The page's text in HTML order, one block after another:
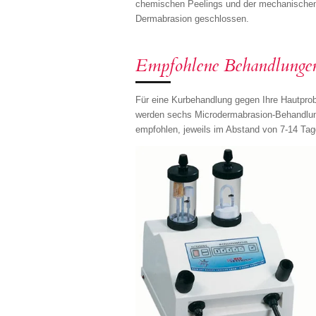
chemischen Peelings und der
Dermabrasion geschlossen.
Empfohlene
Für eine Kurbehandlung gegen Ihre
werden sechs Microdermabrasion-
empfohlen, jeweils im Abstand von 7-14